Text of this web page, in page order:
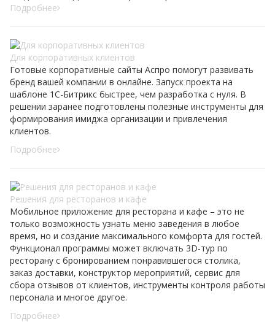
Подробнее
Для корпоративных клиентов
Готовые корпоративные сайты Аспро помогут развивать
бренд вашей компании в онлайне. Запуск проекта на
шаблоне 1С-Битрикс быстрее, чем разработка с нуля. В
решении заранее подготовлены полезные инструменты для
формирования имиджа организации и привлечения
клиентов.
Подробнее
Решения для ресторанов и кафе
Мобильное приложение для ресторана и кафе – это не
только возможность узнать меню заведения в любое
время, но и создание максимального комфорта для гостей.
Функционал программы может включать 3D-тур по
ресторану с бронированием понравившегося столика,
заказ доставки, конструктор мероприятий, сервис для
сбора отзывов от клиентов, инструменты контроля работы
персонала и многое другое.
Подробнее